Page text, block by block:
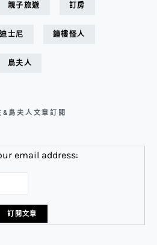
親子旅遊 訂房
迪士尼 鐘樓怪人
鳥夫人
&鳥夫人文章訂閱
email address: